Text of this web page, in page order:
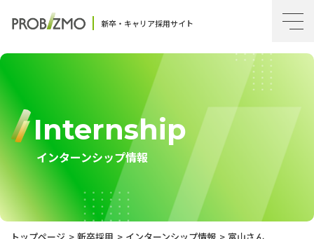
新卒・キャリア採用サイト
Internship
インターンシップ情報